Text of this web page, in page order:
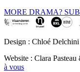
MORE DRAMA?
Design : Chloé
Website : Clara
à vous